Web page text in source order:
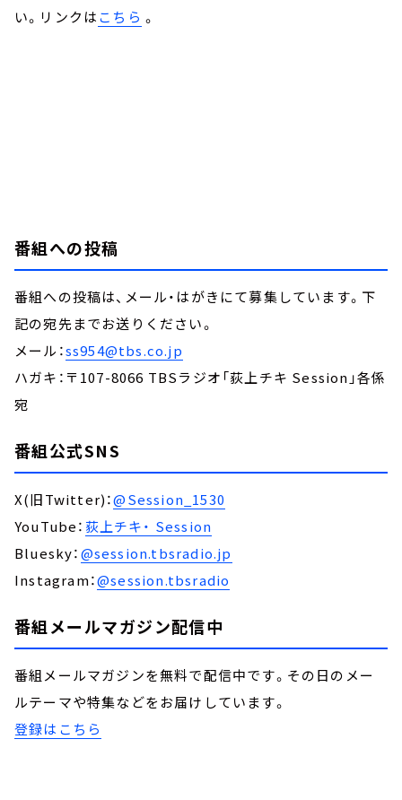
い。リンクはこちら 。
番組への投稿
番組への投稿は、メール・はがきにて募集しています。下
記の宛先までお送りください。
メール：ss954@tbs.co.jp
ハガキ：〒107-8066 TBSラジオ「荻上チキ Session」各係
宛
番組公式SNS
X(旧Twitter)：@Session_1530
YouTube： 荻上チキ・ Session
Bluesky：@session.tbsradio.jp
Instagram：@session.tbsradio
番組メールマガジン配信中
番組メールマガジンを無料で配信中です。その日のメー
ルテーマや特集などをお届けしています。
登録はこちら